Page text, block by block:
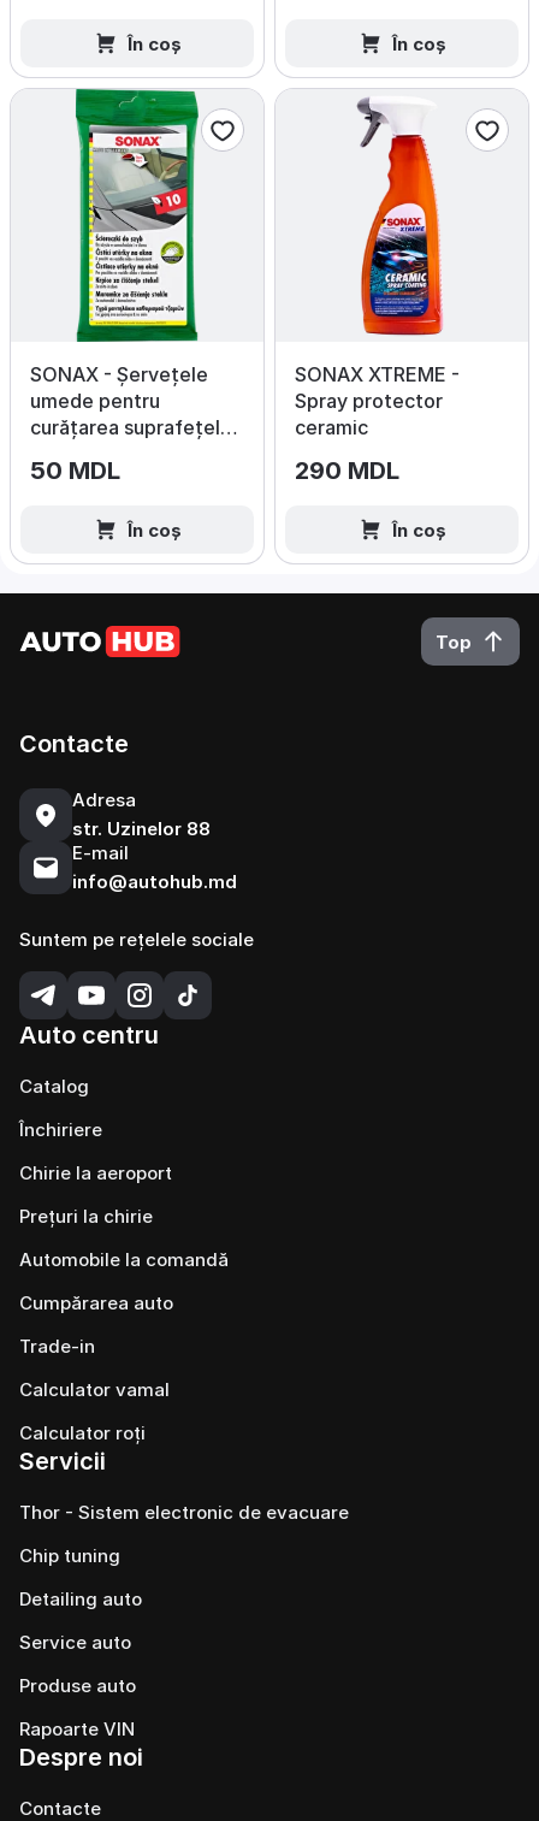
În coș În coș
SONAX - Șervețele
umede pentru
curățarea suprafețelor
50 MDL
În coș
SONAX XTREME -
Spray protector
ceramic
290 MDL
În coș
Top
Contacte
Adresa
str. Uzinelor 88
E-mail
info@autohub.md
Suntem pe rețelele sociale
Auto centru
Catalog
Închiriere
Chirie la aeroport
Prețuri la chirie
Automobile la comandă
Cumpărarea auto
Trade-in
Calculator vamal
Calculator roți
Servicii
Thor - Sistem electronic de evacuare
Chip tuning
Detailing auto
Service auto
Produse auto
Rapoarte VIN
Despre noi
Contacte